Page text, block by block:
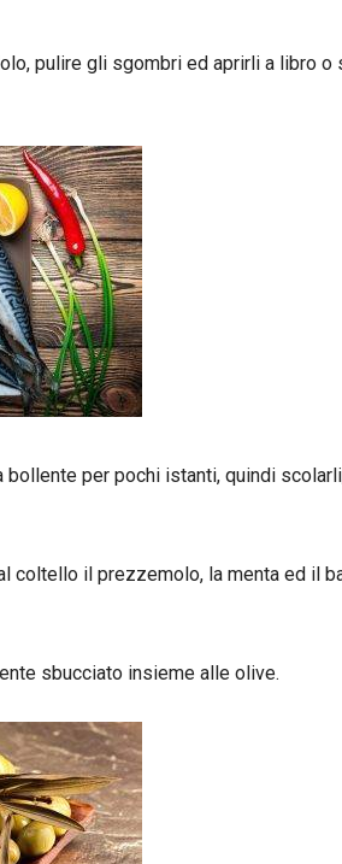
pulire gli sgombri ed aprirli a libro
bollente per pochi istanti, quindi
coltello il prezzemolo, la menta ed il
sbucciato insieme alle olive.